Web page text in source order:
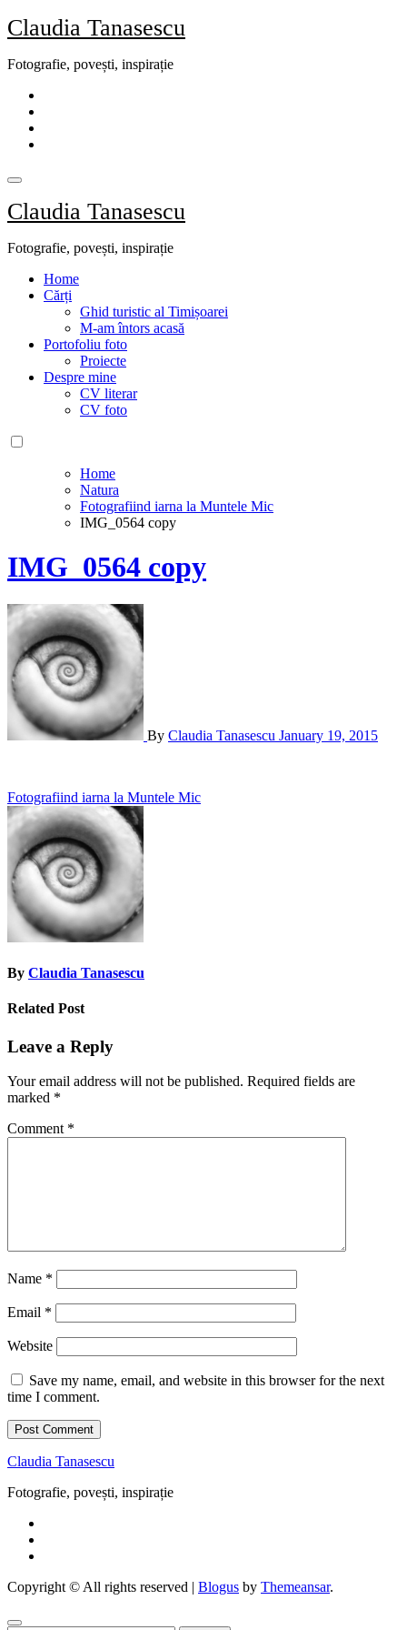
Skip
to
Claudia Tanasescu
Fotografie, povești, inspirație
Claudia Tanasescu
Fotografie, povești, inspirație
Home
Cărți
Ghid turistic al Timișoarei
M-am întors acasă
Portofoliu foto
Proiecte
Despre mine
CV literar
CV foto
Home
Natura
Fotografiind iarna la Muntele Mic
IMG_0564 copy
IMG_0564 copy
By Claudia Tanasescu January 19, 2015
Post
navigation
Fotografiind iarna la Muntele Mic
By Claudia Tanasescu
Related Post
Leave a Reply
Your email address will not be published. Required fields are
marked *
Comment *
Name *
Email *
Website
Save my name, email, and website in this browser for the next
time I comment.
Claudia Tanasescu
Fotografie, povești, inspirație
Copyright © All rights reserved | Blogus by Themeansar.